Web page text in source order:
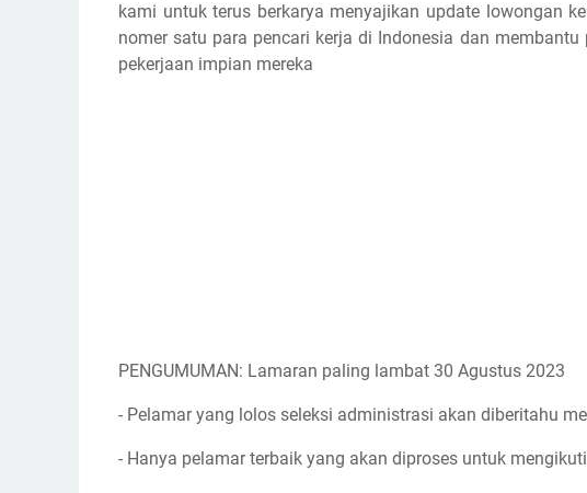
kami untuk terus berkarya menyajikan update lowongan
nomer satu para pencari kerja di Indonesia dan
pekerjaan impian mereka
PENGUMUMAN: Lamaran paling lambat 30 Agustus 2023
- Pelamar yang lolos seleksi administrasi akan diberitahu
- Hanya pelamar terbaik yang akan diproses untuk